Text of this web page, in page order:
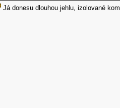
Já donesu dlouhou jehlu, izolované